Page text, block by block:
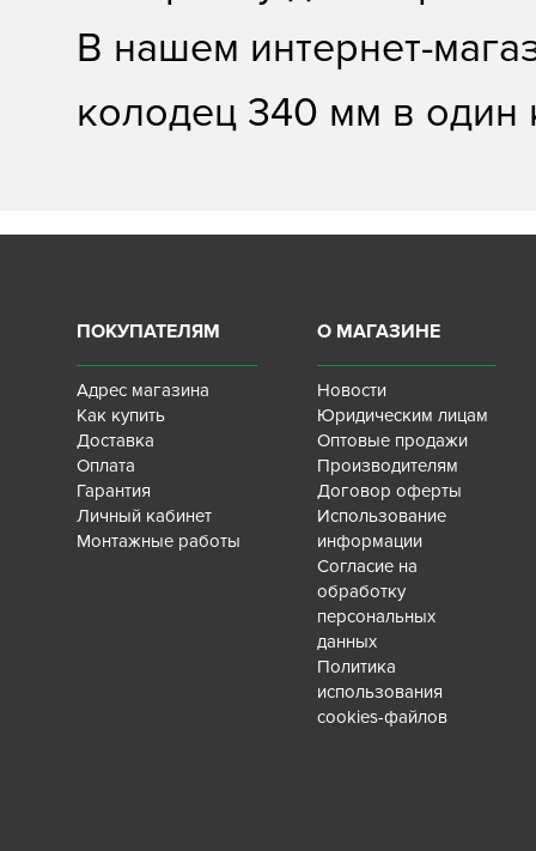
В нашем интернет-
колодец 340 мм в один
ПОКУПАТЕЛЯМ
Адрес магазина
Как купить
Доставка
Оплата
Гарантия
Личный кабинет
Монтажные работы
О МАГАЗИНЕ
Новости
Юридическим лицам
Оптовые продажи
Производителям
Договор оферты
Использование
информации
Согласие на
обработку
персональных
данных
Политика
использования
cookies-файлов